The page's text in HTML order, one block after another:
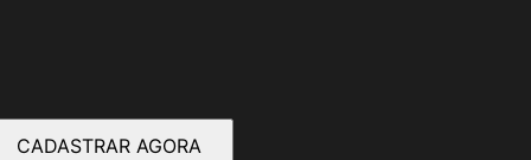
CADASTRAR AGORA